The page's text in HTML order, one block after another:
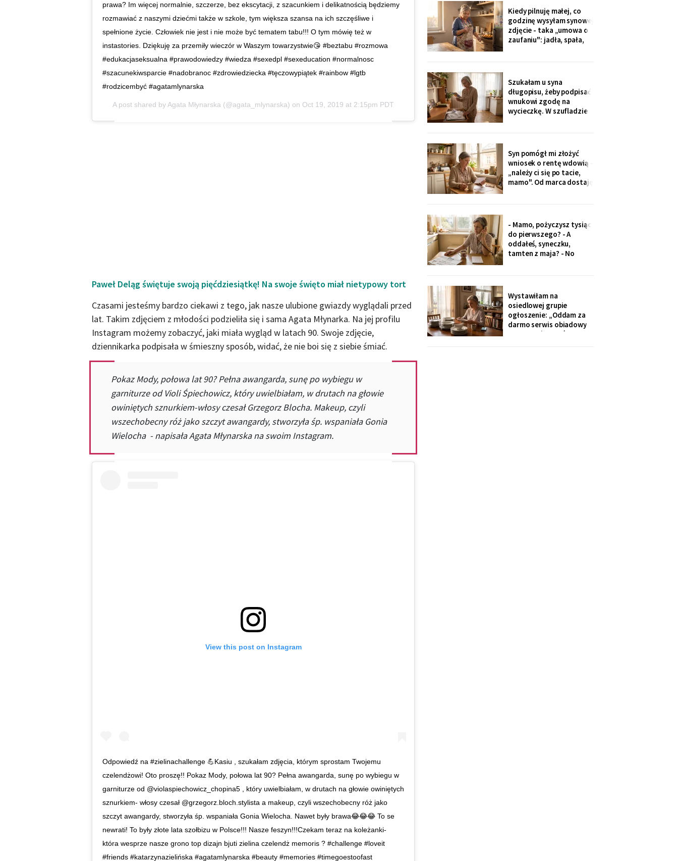
prawa? Im więcej normalnie, szczerze, bez ekscytacji, z szacunkiem i delikatnością będziemy
rozmawiać z naszymi dziećmi także w szkole, tym większa szansa na ich szczęśliwe i
spełnione życie. Człowiek nie jest i nie może być tematem tabu!!! O tym mówię też w
instastories. Dziękuję za przemiły wieczór w Waszym towarzystwie😘 #beztabu #rozmowa
#edukacjaseksualna #prawodowiedzy #wiedza #sexedpl #sexeducation #normalnosc
#szacunekiwsparcie #nadobranoc #zdrowiedziecka #tęczowypiątek #rainbow #lgtb
#rodzicembyć #agatamlynarska
A post shared byAgata Młynarska (@agata_mlynarska) on Oct 19, 2019 at 2:15pm PDT
Paweł Deląg świętuje swoją pięćdziesiątkę! Na swoje święto miał nietypowy tort
Czasami jesteśmy bardzo ciekawi z tego, jak nasze ulubione gwiazdy wyglądali przed
lat. Takim zdjęciem z młodości podzieliła się i sama Agata Młynarka. Na jej profilu
Instagram możemy zobaczyć, jaki miała wygląd w latach 90. Swoje zdjęcie,
dziennikarka podpisała w śmieszny sposób, widać, że nie boi się z siebie śmiać.
Pokaz Mody, połowa lat 90? Pełna awangarda, sunę po wybiegu w
garniturze od Violi Śpiechowicz, który uwielbiałam, w drutach na głowie
owiniętych sznurkiem-włosy czesał Grzegorz Blocha. Makeup, czyli
wszechobecny róż jako szczyt awangardy, stworzyła śp. wspaniała Gonia
Wielocha - napisała Agata Młynarska na swoim Instagram.
View this post on Instagram
Odpowiedź na #zielinachallenge 💪Kasiu , szukałam zdjęcia, którym sprostam Twojemu
czelendżowi! Oto proszę!! Pokaz Mody, połowa lat 90? Pełna awangarda, sunę po wybiegu w
garniturze od @violaspiechowicz_chopina5 , który uwielbiałam, w drutach na głowie owiniętych
sznurkiem- włosy czesał @grzegorz.bloch.stylista a makeup, czyli wszechobecny róż jako
szczyt awangardy, stworzyła śp. wspaniała Gonia Wielocha. Nawet były brawa😂😂😂 To se
newrati! To były złote lata szołbizu w Polsce!!! Nasze feszyn!!!Czekam teraz na koleżanki-
która wesprze nasze grono top dizajn bjuti zielina czelendż memoris ? #challenge #loveit
#friends #katarzynazielińska #agatamlynarska #beauty #memories #timegoestoofast
ogórkiem - nie umiałam
odmówić. Wieczorem
przyszła wiadomość:
„proszę traktować
zeszyt poważnie, inaczej
Kiedy pilnuję małej, co
godzinę wysyłam synowej
zdjęcie - taka „umowa o
zaufaniu": jadła, spała,
czternastej. Siedem
minut później dzwonił
telefon: „czemu nie ma
zdjęcia, coś się stało?!".
Babeczki
Szukałam u syna
długopisu, żeby podpisać
wnukowi zgodę na
wycieczkę. W szufladzie
ołówkiem: «od
stycznia?».
Syn pomógł mi złożyć
wniosek o rentę wdowią -
„należy ci się po tacie,
mamo". Od marca dostaję
to tatowe pieniądze, a
tata by chciał pomagać
nam, nie tobie".
- Mamo, pożyczysz tysiąc
do pierwszego? - A
oddałeś, syneczku,
tamten z maja? - No
później zadzwoniła
synowa. Zaczęła od tego,
że „babcia podobno robi
problemy".
Wystawiłam na
osiedlowej grupie
ogłoszenie: „Oddam za
darmo serwis obiadowy
na dwanaście osób,